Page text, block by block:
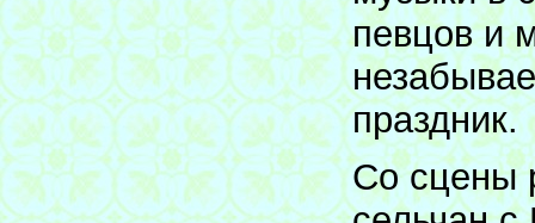
певцов и
праздник.
Со сцены